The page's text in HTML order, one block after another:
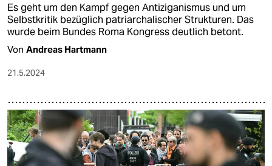
Es geht um den Kampf gegen Antiziganismus und um
Selbstkritik bezüglich patriarchalischer Strukturen. Das
wurde beim Bundes Roma Kongress deutlich betont.
Von Andreas Hartmann
21.5.2024